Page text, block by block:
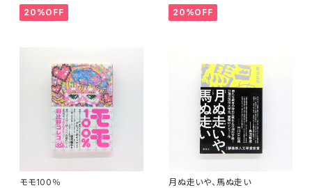
20%OFF 20%OFF
モモ100％ 月ぬ走いや、馬ぬ走い